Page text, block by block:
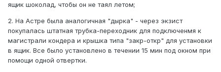
ящик шоколад, чтобы он не таял летом;
2. На Астре была аналогичная "дырка" - через экзист
покупалась штатная трубка-переходник для подключенмя к
магистрали кондера и крышка типа "закр-откр" для установки
в ящик. Все было установлено в течении 15 мин под окном при
помощи одной отвертки.